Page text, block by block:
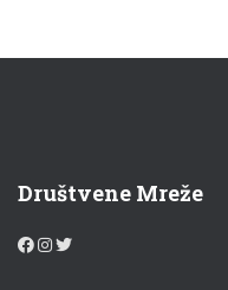
Društvene Mreže